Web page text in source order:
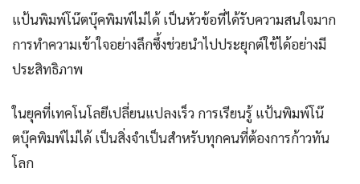
แป้นพิมพ์โน๊ตบุ๊คพิมพ์ไม่ได้ เป็นหัวข้อที่ได้รับความสนใจมาก
การทำความเข้าใจอย่างลึกซึ้งช่วยนำไปประยุกต์ใช้ได้อย่างมี
ประสิทธิภาพ
ในยุคที่เทคโนโลยีเปลี่ยนแปลงเร็ว การเรียนรู้ แป้นพิมพ์โน๊
ตบุ๊คพิมพ์ไม่ได้ เป็นสิ่งจำเป็นสำหรับทุกคนที่ต้องการก้าวทัน
โลก